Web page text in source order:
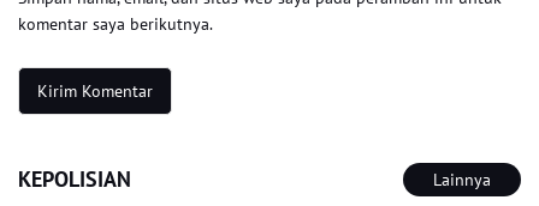
komentar saya berikutnya.
KEPOLISIAN Lainnya